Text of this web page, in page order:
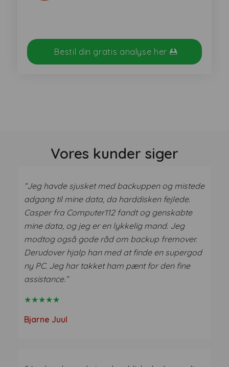
Bestil din gratis analyse her
Vores kunder siger
“Jeg havde sjusket med backuppen og mistede
adgang til mine data, da harddisken fejlede.
Casper fra Computer112 fandt og genskabte
mine data, og jeg er en lykkelig mand. Jeg
modtog også gode råd om backup fremover.
Derudover hjalp han med at finde en supergod
ny PC. Jeg har takket ham pænt for den fine
assistance.”
★★★★★
Bjarne Juul